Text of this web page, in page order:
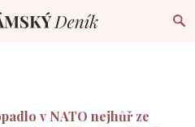
v NATO nejhůř ze